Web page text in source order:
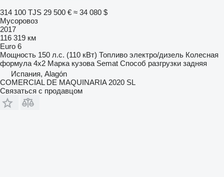
314 100 TJS 29 500 € ≈ 34 080 $
Мусоровоз
2017
116 319 км
Euro 6
Мощность 150 л.с. (110 кВт) Топливо электро/дизель Колесная
формула 4x2 Марка кузова Semat Способ разгрузки задняя
Испания, Alagón
COMERCIAL DE MAQUINARIA 2020 SL
Связаться с продавцом